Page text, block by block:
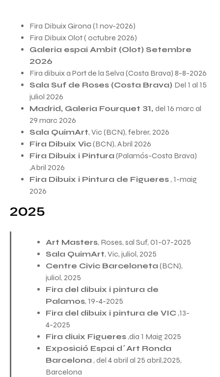
Fira Dibuix Girona (1 nov-2026)
Fira Dibuix Olot ( octubre 2026)
Galeria espai Ambit (Olot) Setembre
2026
Fira dibuix a Port de la Selva (Costa Brava) 8-8-2026
Sala Suf de Roses (Costa Brava) Del 1 al 15
juliol 2026
Madrid, Galeria Fourquet 31, del 16 marc al
29 marc 2026
Sala QuimArt, Vic (BCN), febrer, 2026
Fira Dibuix Vic(BCN), Abril 2026
Fira Dibuix i Pintura (Palamós-Costa Brava)
,Abril 2026
Fira Dibuix i Pintura de Figueres, 1-maig
2026
2025
Art Masters, Roses, sal Suf, 01-07-2025
Sala QuimArt, Vic, juliol, 2025
Centre Civic Barceloneta (BCN),
juliol, 2025
Fira del dibuix i pintura de
Palamos, 19-4-2025
Fira del dibuix i pintura de VIC,13-
4-2025
Fira diuix Figueres,dia 1 Maig 2025
Exposició Espai d´Art Ronda
Barcelona , del 4 abril al 25 abril,2025,
Barcelona